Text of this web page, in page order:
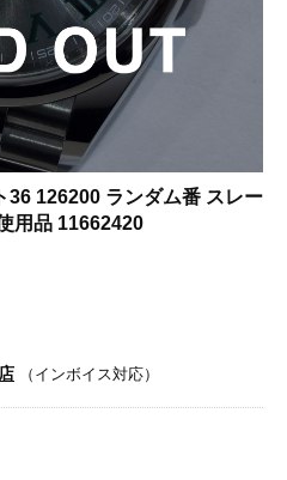
36 126200 ランダム番 スレー
用品 11662420
（インボイス対応）